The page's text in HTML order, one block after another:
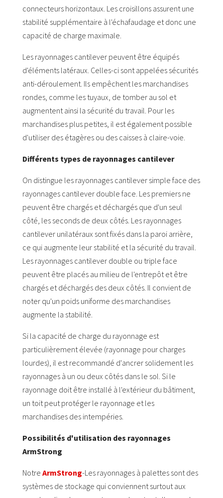
connecteurs horizontaux. Les croisillons assurent une
stabilité supplémentaire à l'échafaudage et donc une
capacité de charge maximale.
Les rayonnages cantilever peuvent être équipés
d'éléments latéraux. Celles-ci sont appelées sécurités
anti-déroulement. Ils empêchent les marchandises
rondes, comme les tuyaux, de tomber au sol et
augmentent ainsi la sécurité du travail. Pour les
marchandises plus petites, il est également possible
d'utiliser des étagères ou des caisses à claire-voie.
Différents types de rayonnages cantilever
On distingue les rayonnages cantilever simple face des
rayonnages cantilever double face. Les premiers ne
peuvent être chargés et déchargés que d'un seul
côté, les seconds de deux côtés. Les rayonnages
cantilever unilatéraux sont fixés dans la paroi arrière,
ce qui augmente leur stabilité et la sécurité du travail.
Les rayonnages cantilever double ou triple face
peuvent être placés au milieu de l'entrepôt et être
chargés et déchargés des deux côtés. Il convient de
noter qu'un poids uniforme des marchandises
augmente la stabilité.
Si la capacité de charge du rayonnage est
particulièrement élevée (rayonnage pour charges
lourdes), il est recommandé d'ancrer solidement les
rayonnages à un ou deux côtés dans le sol. Si le
rayonnage doit être installé à l'extérieur du bâtiment,
un toit peut protéger le rayonnage et les
marchandises des intempéries.
Possibilités d'utilisation des rayonnages
ArmStrong
Notre ArmStrong-Les rayonnages à palettes sont des
systèmes de stockage qui conviennent surtout aux